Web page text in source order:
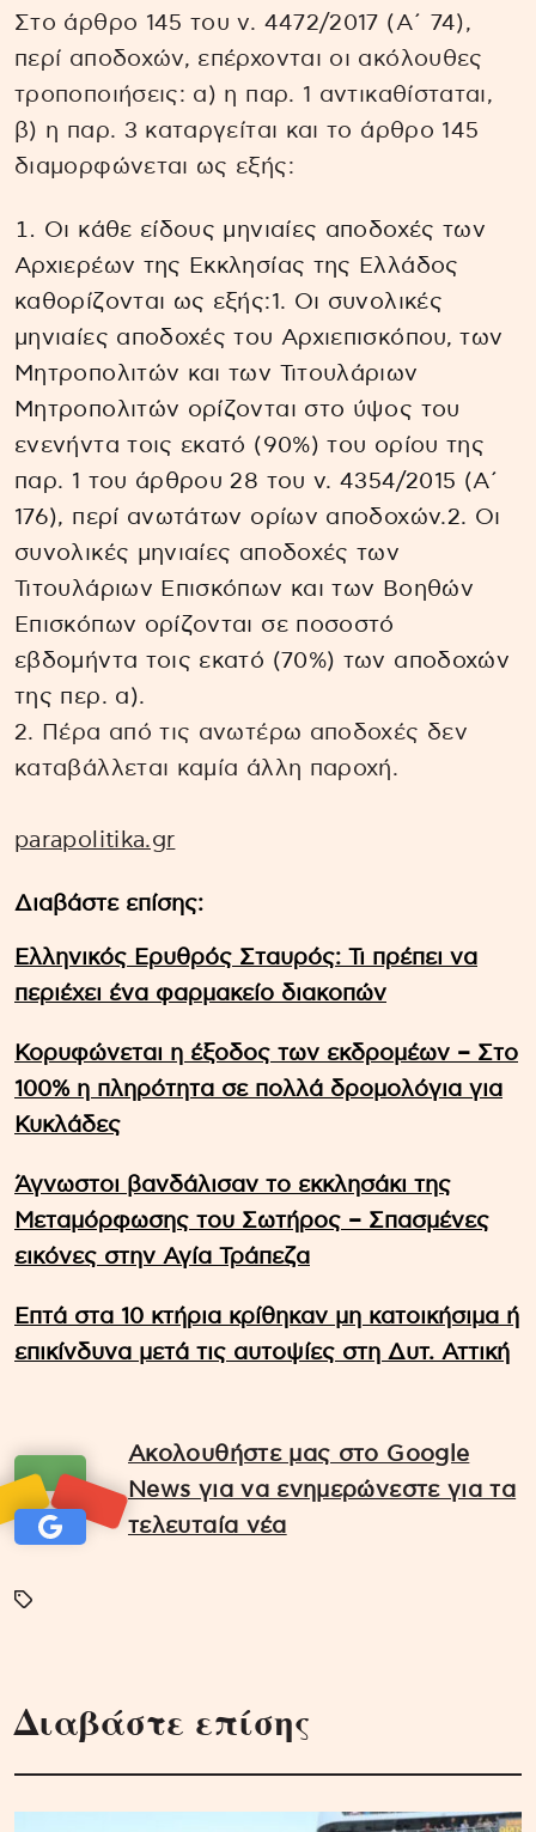
Στο άρθρο 145 του ν. 4472/2017 (Α΄ 74),
περί αποδοχών, επέρχονται οι ακόλουθες
τροποποιήσεις: α) η παρ. 1 αντικαθίσταται,
β) η παρ. 3 καταργείται και το άρθρο 145
διαμορφώνεται ως εξής:
Οι κάθε είδους μηνιαίες αποδοχές των
Αρχιερέων της Εκκλησίας της Ελλάδος
καθορίζονται ως εξής:1. Οι συνολικές
μηνιαίες αποδοχές του Αρχιεπισκόπου, των
Μητροπολιτών και των Τιτουλάριων
Μητροπολιτών ορίζονται στο ύψος του
ενενήντα τοις εκατό (90%) του ορίου της
παρ. 1 του άρθρου 28 του ν. 4354/2015 (Α΄
176), περί ανωτάτων ορίων αποδοχών.2. Οι
συνολικές μηνιαίες αποδοχές των
Τιτουλάριων Επισκόπων και των Βοηθών
Επισκόπων ορίζονται σε ποσοστό
εβδομήντα τοις εκατό (70%) των αποδοχών
της περ. α).
2. Πέρα από τις ανωτέρω αποδοχές δεν
καταβάλλεται καμία άλλη παροχή.
parapolitika.gr
Διαβάστε επίσης:
Ελληνικός Ερυθρός Σταυρός: Τι πρέπει να
περιέχει ένα φαρμακείο διακοπών
Κορυφώνεται η έξοδος των εκδρομέων – Στο
100% η πληρότητα σε πολλά δρομολόγια για
Κυκλάδες
Άγνωστοι βανδάλισαν το εκκλησάκι της
Μεταμόρφωσης του Σωτήρος – Σπασμένες
εικόνες στην Αγία Τράπεζα
Επτά στα 10 κτήρια κρίθηκαν μη κατοικήσιμα ή
επικίνδυνα μετά τις αυτοψίες στη Δυτ. Αττική
Ακολουθήστε μας στο Google
News για να ενημερώνεστε για τα
τελευταία νέα
Διαβάστε επίσης